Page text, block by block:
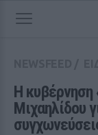
Η κυβέρνηση
Μιχαηλίδου